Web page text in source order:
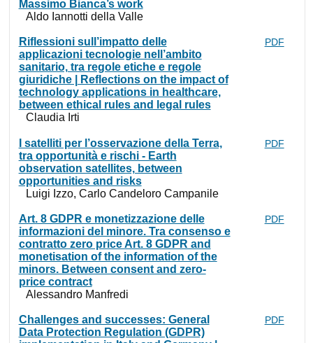
Massimo Bianca’s work
Aldo Iannotti della Valle
Riflessioni sull’impatto delle
applicazioni tecnologie nell’ambito
sanitario, tra regole etiche e regole
giuridiche | Reflections on the impact of
technology applications in healthcare,
between ethical rules and legal rules
Claudia Irti
PDF
I satelliti per l’osservazione della Terra,
tra opportunità e rischi - Earth
observation satellites, between
opportunities and risks
Luigi Izzo, Carlo Candeloro Campanile
PDF
Art. 8 GDPR e monetizzazione delle
informazioni del minore. Tra consenso e
contratto zero price Art. 8 GDPR and
monetisation of the information of the
minors. Between consent and zero-
price contract
Alessandro Manfredi
PDF
Challenges and successes: General
Data Protection Regulation (GDPR)
PDF